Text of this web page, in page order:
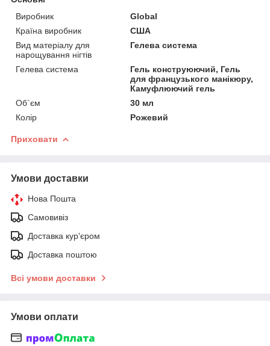
Виробник
Global
Країна виробник
США
Вид матеріалу для
нарощування нігтів
Гелева система
Гелева система
Гель конструюючий, Гель
для французького манікюру,
Камуфлюючий гель
Об`єм
30 мл
Колір
Рожевий
Приховати
Умови доставки
Нова Пошта
Самовивіз
Доставка кур'єром
Доставка поштою
Всі умови доставки
Умови оплати